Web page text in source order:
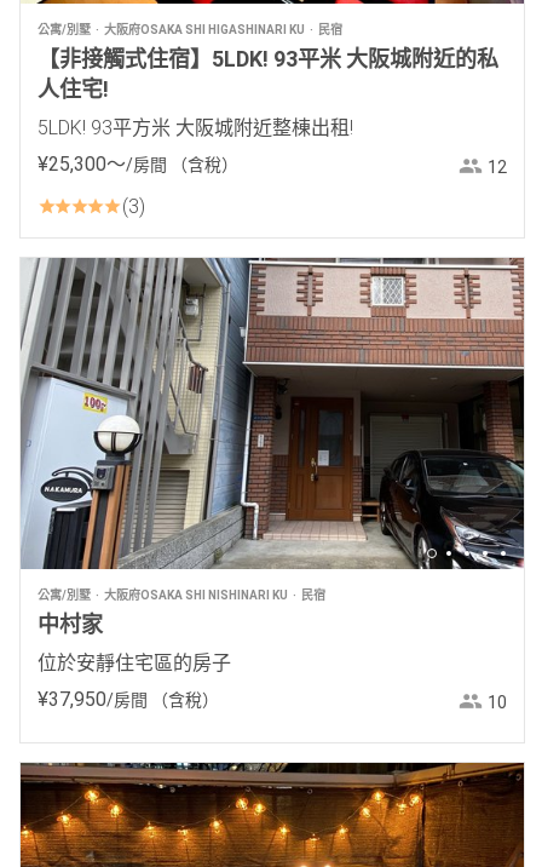
公寓/別墅 大阪府OSAKA SHI HIGASHINARI KU 民宿
【非接觸式住宿】5LDK! 93平米 大阪城附近的私
人住宅!
5LDK! 93平方米 大阪城附近整棟出租!
¥25,300〜/房間 （含稅） 12
3
公寓/別墅 大阪府OSAKA SHI NISHINARI KU 民宿
中村家
位於安靜住宅區的房子
¥37,950/房間 （含稅） 10